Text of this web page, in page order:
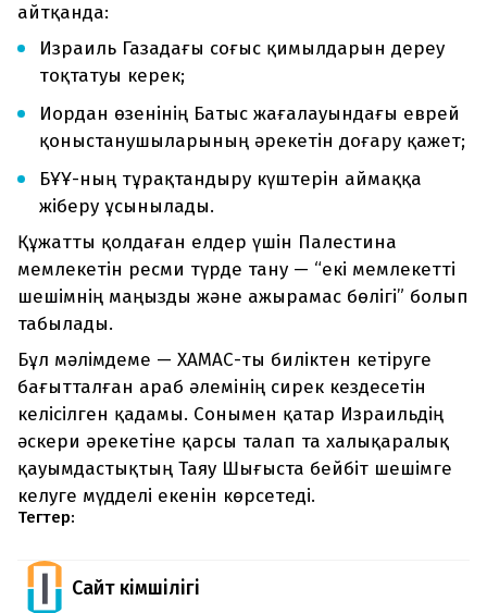
айтқанда:
Израиль Газадағы соғыс қимылдарын дереу
тоқтатуы керек;
Иордан өзенінің Батыс жағалауындағы еврей
қоныстанушыларының әрекетін доғару қажет;
БҰҰ-ның тұрақтандыру күштерін аймаққа
жіберу ұсынылады.
Құжатты қолдаған елдер үшін Палестина
мемлекетін ресми түрде тану — “екі мемлекетті
шешімнің маңызды және ажырамас бөлігі” болып
табылады.
Бұл мәлімдеме — ХАМАС-ты биліктен кетіруге
бағытталған араб әлемінің сирек кездесетін
келісілген қадамы. Сонымен қатар Израильдің
әскери әрекетіне қарсы талап та халықаралық
қауымдастықтың Таяу Шығыста бейбіт шешімге
келуге мүдделі екенін көрсетеді.
Тегтер:
Сайт Әкімшілігі